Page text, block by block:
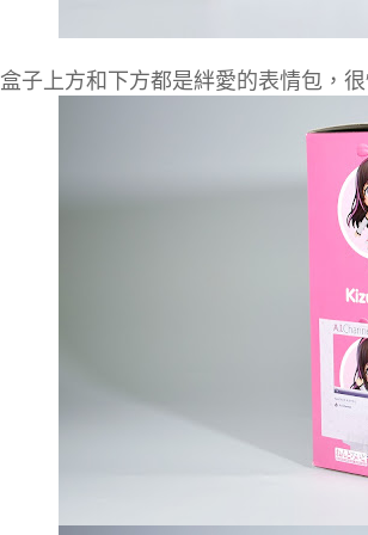
盒子上方和下方都是絆愛的表情包，